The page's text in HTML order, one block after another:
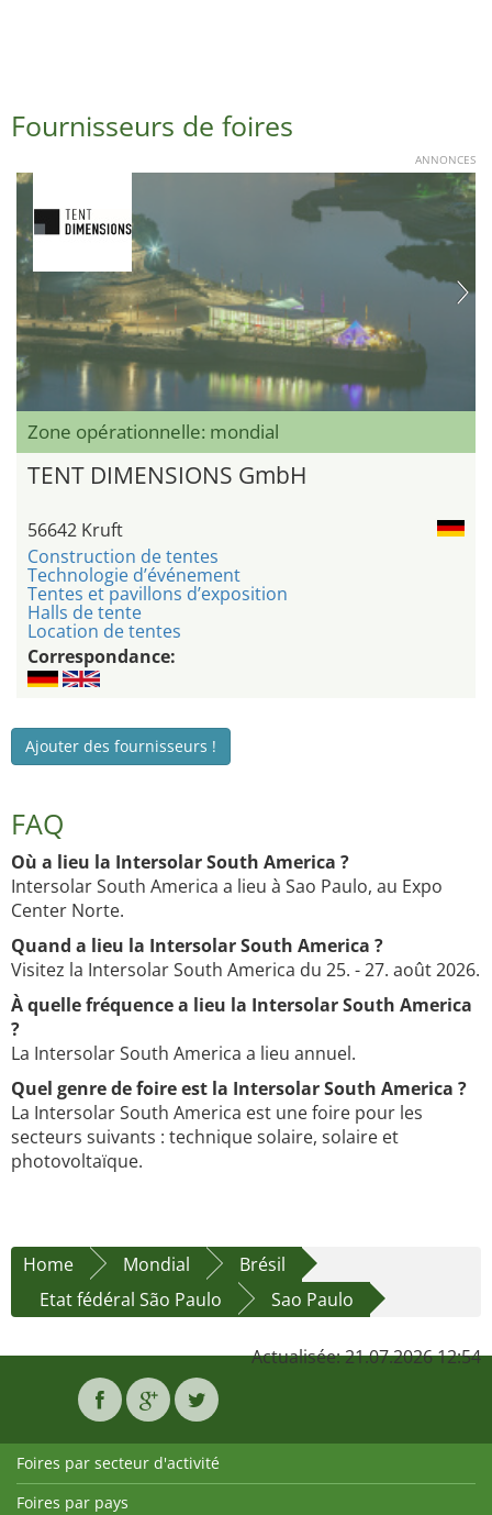
Fournisseurs de foires
ANNONCES
Zone opérationnelle: mondial
TENT DIMENSIONS GmbH
56642 Kruft
Construction de tentes
Technologie d’événement
Tentes et pavillons d’exposition
Halls de tente
Location de tentes
Correspondance:
Ajouter des fournisseurs !
FAQ
Où a lieu la Intersolar South America ?
Intersolar South America a lieu à Sao Paulo, au Expo
Center Norte.
Quand a lieu la Intersolar South America ?
Visitez la Intersolar South America du 25. - 27. août 2026.
À quelle fréquence a lieu la Intersolar South America
?
La Intersolar South America a lieu annuel.
Quel genre de foire est la Intersolar South America ?
La Intersolar South America est une foire pour les
secteurs suivants : technique solaire, solaire et
photovoltaïque.
Home Mondial
Brésil
Etat fédéral São Paulo
Sao Paulo
Actualisée: 21.07.2026 12:54
Foires par secteur d'activité
Foires par pays